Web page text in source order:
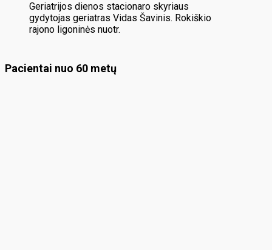
Geriatrijos dienos stacionaro skyriaus
gydytojas geriatras Vidas Šavinis. Rokiškio
rajono ligoninės nuotr.
Pacientai nuo 60 metų